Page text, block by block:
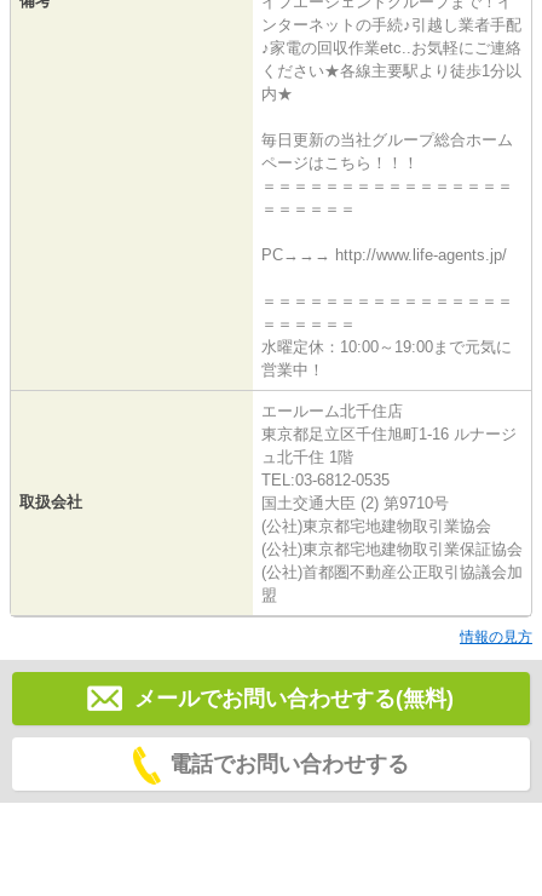
ンターネットの手続♪引越し業者手配
♪家電の回収作業etc..お気軽にご連絡
ください★各線主要駅より徒歩1分以
内★
毎日更新の当社グループ総合ホーム
ページはこちら！！！
＝＝＝＝＝＝＝＝＝＝＝＝＝＝＝＝
＝＝＝＝＝＝
PC→→→ http://www.life-agents.jp/
＝＝＝＝＝＝＝＝＝＝＝＝＝＝＝＝
＝＝＝＝＝＝
水曜定休：10:00～19:00まで元気に
営業中！
取扱会社
エールーム北千住店
東京都足立区千住旭町1-16 ルナージ
ュ北千住 1階
TEL:03-6812-0535
国土交通大臣 (2) 第9710号
(公社)東京都宅地建物取引業協会
(公社)東京都宅地建物取引業保証協会
(公社)首都圏不動産公正取引協議会加
盟
情報の見方
メールでお問い合わせする(無料)
電話でお問い合わせする